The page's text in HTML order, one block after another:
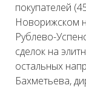
покупателей
Новорижском
Рублево-
сделок на
остальных
Бахметьева,